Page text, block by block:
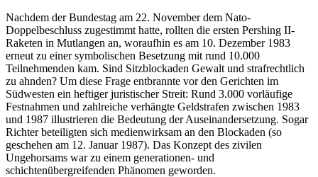
Nachdem der Bundestag am 22. November dem Nato-
Doppelbeschluss zugestimmt hatte, rollten die ersten Pershing II-
Raketen in Mutlangen an, woraufhin es am 10. Dezember 1983
erneut zu einer symbolischen Besetzung mit rund 10.000
Teilnehmenden kam. Sind Sitzblockaden Gewalt und strafrechtlich
zu ahnden? Um diese Frage entbrannte vor den Gerichten im
Südwesten ein heftiger juristischer Streit: Rund 3.000 vorläufige
Festnahmen und zahlreiche verhängte Geldstrafen zwischen 1983
und 1987 illustrieren die Bedeutung der Auseinandersetzung. Sogar
Richter beteiligten sich medienwirksam an den Blockaden (so
geschehen am 12. Januar 1987). Das Konzept des zivilen
Ungehorsams war zu einem generationen- und
schichtenübergreifenden Phänomen geworden.